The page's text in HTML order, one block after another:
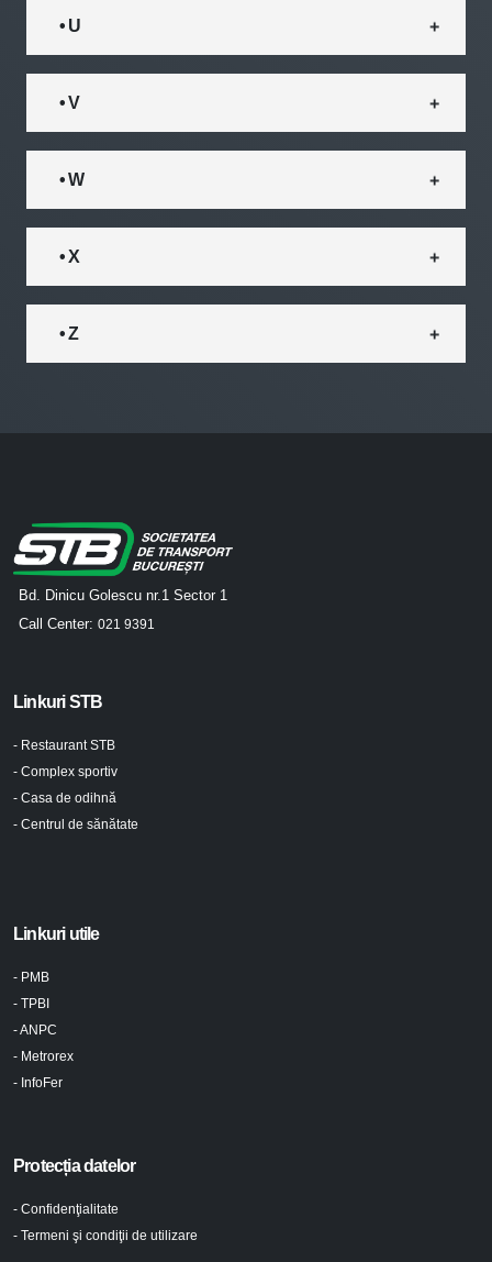
• U
• V
• W
• X
• Z
Bd. Dinicu Golescu nr.1 Sector 1
Call Center: 021 9391
Linkuri STB
- Restaurant STB
- Complex sportiv
- Casa de odihnă
- Centrul de sănătate
Linkuri utile
- PMB
- TPBI
- ANPC
- Metrorex
- InfoFer
Protecția datelor
- Confidenţialitate
- Termeni şi condiţii de utilizare